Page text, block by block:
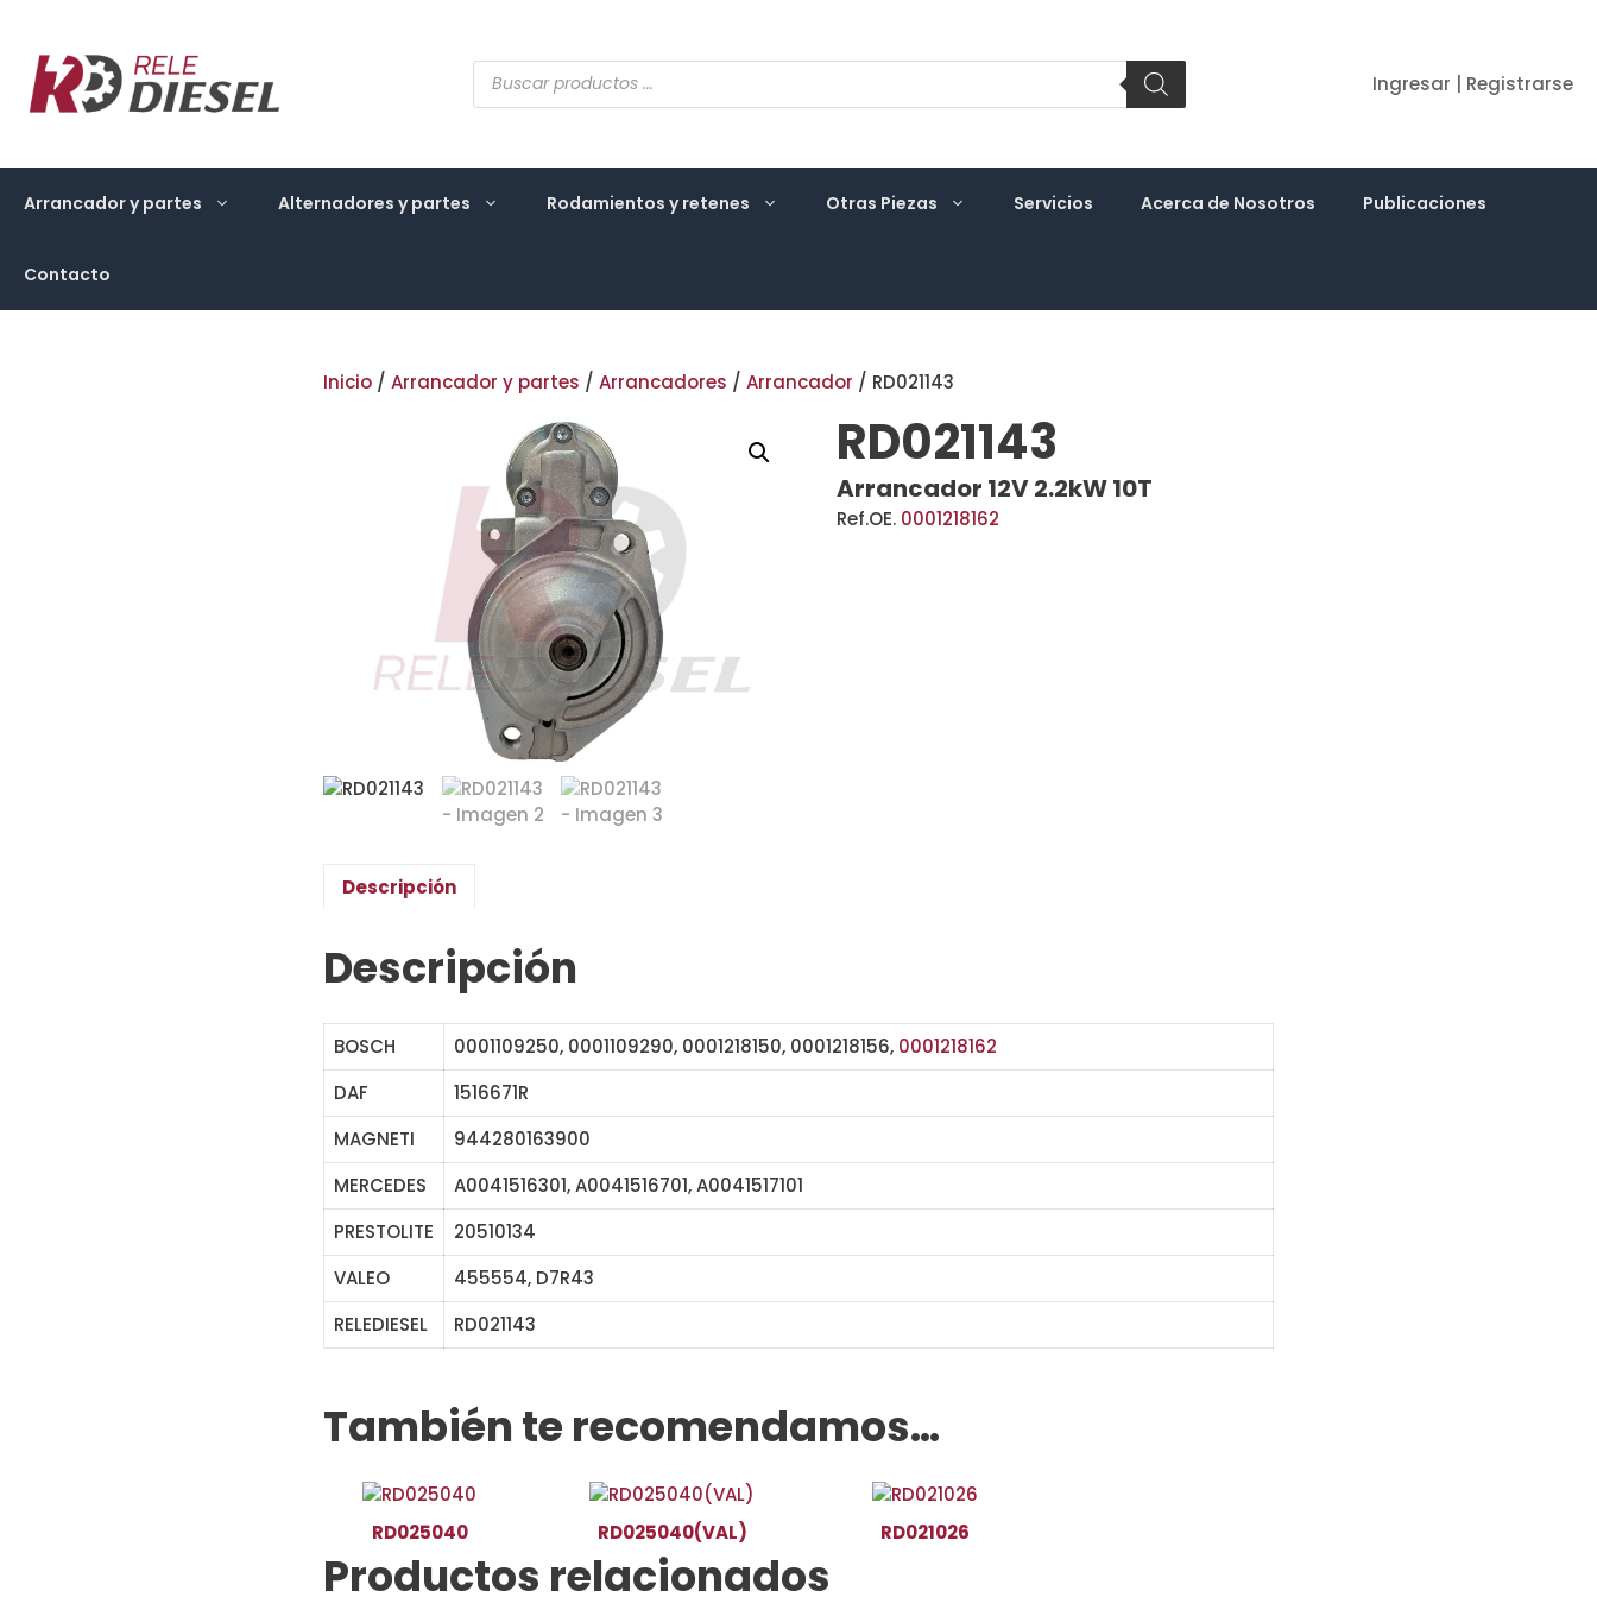
contenido
Búsqueda
de
productos
Ingresar | Registrarse
Arrancador y partes Alternadores y partes Rodamientos y retenes Otras Piezas Servicios Acerca de Nosotros Publicaciones
Contacto
Inicio / Arrancador y partes / Arrancadores / Arrancador / RD021143
RD021143
Arrancador 12V 2.2kW 10T
Ref.OE. 0001218162
Descripción
Descripción
BOSCH 0001109250, 0001109290, 0001218150, 0001218156, 0001218162
DAF
1516671R
MAGNETI
944280163900
MERCEDES
A0041516301, A0041516701, A0041517101
PRESTOLITE
20510134
VALEO
455554, D7R43
RELEDIESEL
RD021143
También te recomendamos…
RD025040 RD025040(VAL) RD021026
Productos relacionados